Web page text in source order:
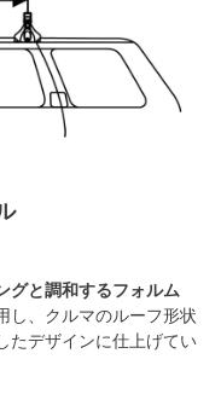
グと調和するフォルム
し、クルマのルーフ形状
たデザインに仕上げてい